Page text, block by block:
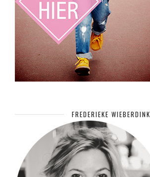
FREDERIEKE WIEBERDINK